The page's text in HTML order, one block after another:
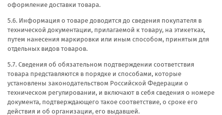
оформление доставки товара.
5.6. Информация о товаре доводится до сведения покупателя в
технической документации, прилагаемой к товару, на этикетках,
путем нанесения маркировки или иным способом, принятым для
отдельных видов товаров.
5.7. Сведения об обязательном подтверждении соответствия
товара представляются в порядке и способами, которые
установлены законодательством Российской Федерации о
техническом регулировании, и включают в себя сведения о номере
документа, подтверждающего такое соответствие, о сроке его
действия и об организации, его выдавшей.